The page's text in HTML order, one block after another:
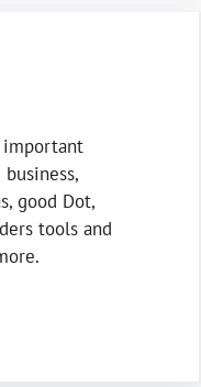
important
good Dot,
tools and